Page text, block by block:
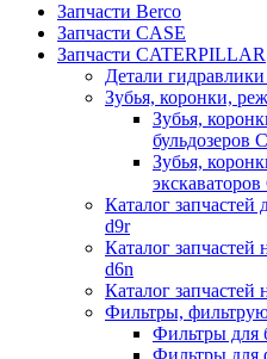
Запчасти Berco
Запчасти CASE
Запчасти CATERPILLAR
Детали
Зубья, коронки,
Зубья,
бульдозеров
Зубья,
Каталог
d9r
Каталог
d6n
Каталог запчастей
Фильтры,
Фильтры для
Фильтры для